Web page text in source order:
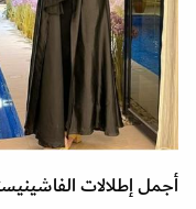
أجمل إطلالات